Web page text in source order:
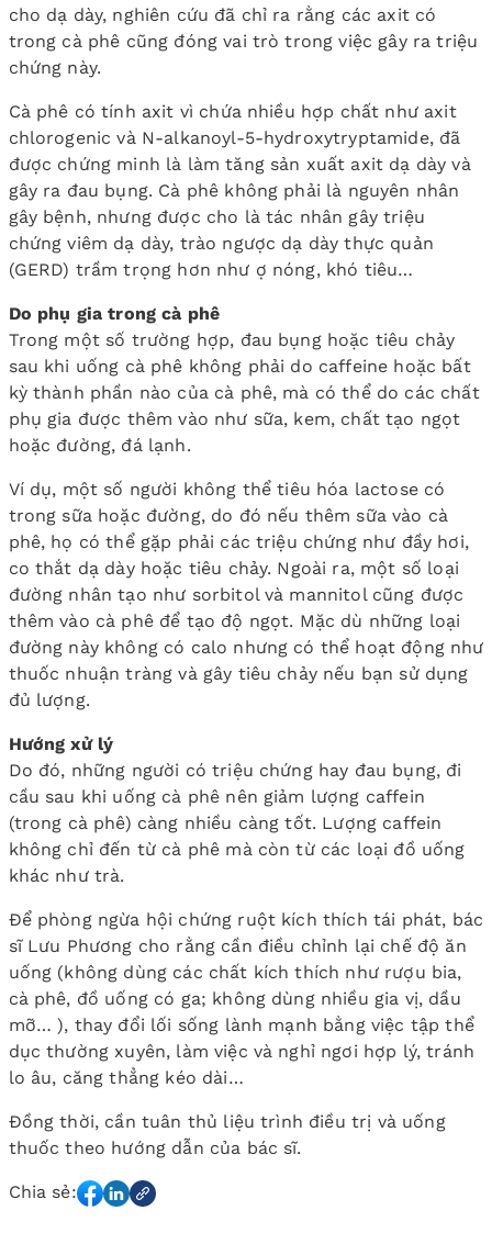
cho dạ dày, nghiên cứu đã chỉ ra rằng các axit có
trong cà phê cũng đóng vai trò trong việc gây ra triệu
chứng này.
Cà phê có tính axit vì chứa nhiều hợp chất như axit
chlorogenic và N-alkanoyl-5-hydroxytryptamide, đã
được chứng minh là làm tăng sản xuất axit dạ dày và
gây ra đau bụng. Cà phê không phải là nguyên nhân
gây bệnh, nhưng được cho là tác nhân gây triệu
chứng viêm dạ dày, trào ngược dạ dày thực quản
(GERD) trầm trọng hơn như ợ nóng, khó tiêu…
Do phụ gia trong cà phê
Trong một số trường hợp, đau bụng hoặc tiêu chảy
sau khi uống cà phê không phải do caffeine hoặc bất
kỳ thành phần nào của cà phê, mà có thể do các chất
phụ gia được thêm vào như sữa, kem, chất tạo ngọt
hoặc đường, đá lạnh.
Ví dụ, một số người không thể tiêu hóa lactose có
trong sữa hoặc đường, do đó nếu thêm sữa vào cà
phê, họ có thể gặp phải các triệu chứng như đầy hơi,
co thắt dạ dày hoặc tiêu chảy. Ngoài ra, một số loại
đường nhân tạo như sorbitol và mannitol cũng được
thêm vào cà phê để tạo độ ngọt. Mặc dù những loại
đường này không có calo nhưng có thể hoạt động như
thuốc nhuận tràng và gây tiêu chảy nếu bạn sử dụng
đủ lượng.
Hướng xử lý
Do đó, những người có triệu chứng hay đau bụng, đi
cầu sau khi uống cà phê nên giảm lượng caffein
(trong cà phê) càng nhiều càng tốt. Lượng caffein
không chỉ đến từ cà phê mà còn từ các loại đồ uống
khác như trà.
Để phòng ngừa hội chứng ruột kích thích tái phát, bác
sĩ Lưu Phương cho rằng cần điều chỉnh lại chế độ ăn
uống (không dùng các chất kích thích như rượu bia,
cà phê, đồ uống có ga; không dùng nhiều gia vị, dầu
mỡ… ), thay đổi lối sống lành mạnh bằng việc tập thể
dục thường xuyên, làm việc và nghỉ ngơi hợp lý, tránh
lo âu, căng thẳng kéo dài…
Đồng thời, cần tuân thủ liệu trình điều trị và uống
thuốc theo hướng dẫn của bác sĩ.
Chia sẻ: